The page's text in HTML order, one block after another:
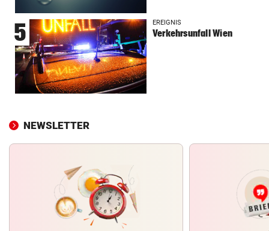
5 EREIGNIS
Verkehrsunfall Wien
NEWSLETTER